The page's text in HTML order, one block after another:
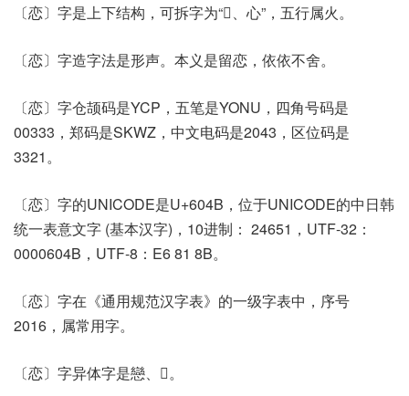
〔恋〕字是上下结构，可拆字为“𰁜、心”，五行属火。
〔恋〕字造字法是形声。本义是留恋，依依不舍。
〔恋〕字仓颉码是YCP，五笔是YONU，四角号码是
00333，郑码是SKWZ，中文电码是2043，区位码是
3321。
〔恋〕字的UNICODE是U+604B，位于UNICODE的中日韩
统一表意文字 (基本汉字)，10进制： 24651，UTF-32：
0000604B，UTF-8：E6 81 8B。
〔恋〕字在《通用规范汉字表》的一级字表中，序号
2016，属常用字。
〔恋〕字异体字是戀、𡆕。